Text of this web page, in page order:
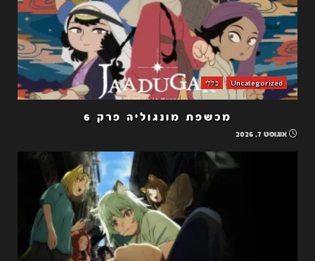
Uncategorized כללי
מכשפת מונגוליה פרק 6
אוגוסט 7, 2026